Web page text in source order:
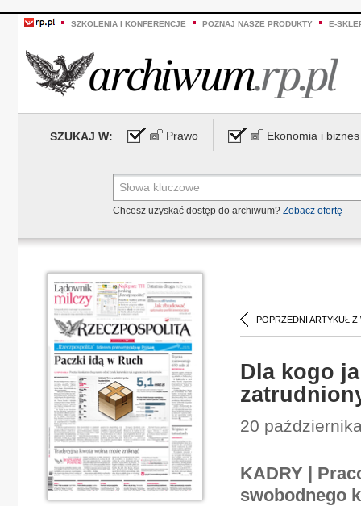
SZKOLENIA I KONFERENCJE POZNAJ NASZE PRODUKTY E-
SZUKAJ W: Prawo Ekonomia i biznes
Chcesz uzyskać dostęp do archiwum? Zobacz ofertę
POPRZEDNI ARTYKUŁ Z
Dla kogo
20
KADRY |
swobodnego